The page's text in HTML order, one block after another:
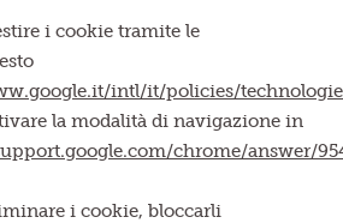
i cookie tramite le
intl/it/policies/
la modalità di navigazione in
chrome/answer/
i cookie, bloccarli